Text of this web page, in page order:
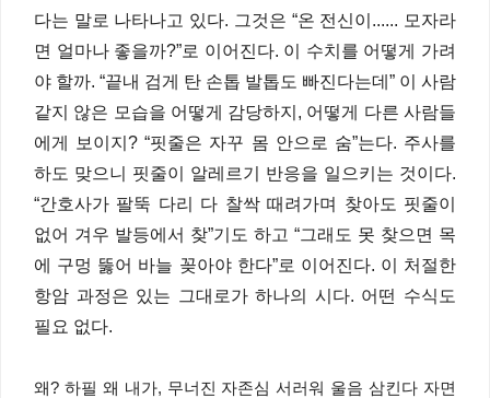
다는 말로 나타나고 있다. 그것은 “온 전신이...... 모자라
면 얼마나 좋을까?”로 이어진다. 이 수치를 어떻게 가려
야 할까. “끝내 검게 탄 손톱 발톱도 빠진다는데” 이 사람
같지 않은 모습을 어떻게 감당하지, 어떻게 다른 사람들
에게 보이지? “핏줄은 자꾸 몸 안으로 숨”는다. 주사를
하도 맞으니 핏줄이 알레르기 반응을 일으키는 것이다.
“간호사가 팔뚝 다리 다 찰싹 때려가며 찾아도 핏줄이
없어 겨우 발등에서 찾”기도 하고 “그래도 못 찾으면 목
에 구멍 뚫어 바늘 꽂아야 한다”로 이어진다. 이 처절한
항암 과정은 있는 그대로가 하나의 시다. 어떤 수식도
필요 없다.
왜? 하필 왜 내가, 무너진 자존심 서러워 울음 삼킨다 자면